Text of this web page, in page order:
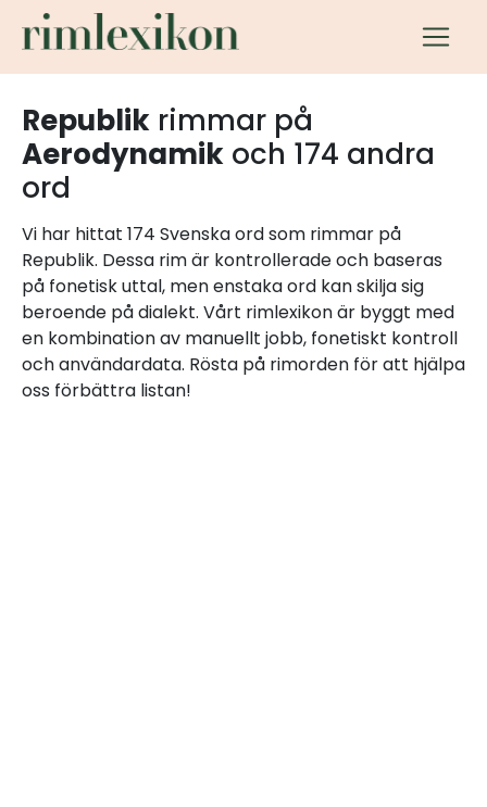
Republik rimmar på
Aerodynamik och 174 andra
ord
Vi har hittat 174 Svenska ord som rimmar på
Republik. Dessa rim är kontrollerade och baseras
på fonetisk uttal, men enstaka ord kan skilja sig
beroende på dialekt. Vårt rimlexikon är byggt med
en kombination av manuellt jobb, fonetiskt kontroll
och användardata. Rösta på rimorden för att hjälpa
oss förbättra listan!